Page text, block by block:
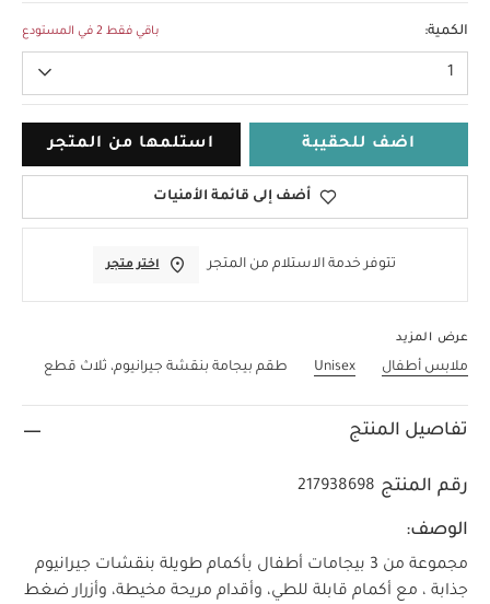
الكمية: باقي فقط 2 في المستودع
1
اضف للحقيبة استلمها من المتجر
أضف إلى قائمة الأمنيات
تتوفر خدمة الاستلام من المتجر اختر متجر
عرض المزيد
ملابس أطفال Unisex طقم بيجامة بنقشة جيرانيوم، ثلاث قطع
تفاصيل المنتج
رقم المنتج 217938698
الوصف:
مجموعة من 3 بيجامات أطفال بأكمام طويلة بنقشات جيرانيوم
جذابة ، مع أكمام قابلة للطي، وأقدام مريحة مخيطة، وأزرار ضغط